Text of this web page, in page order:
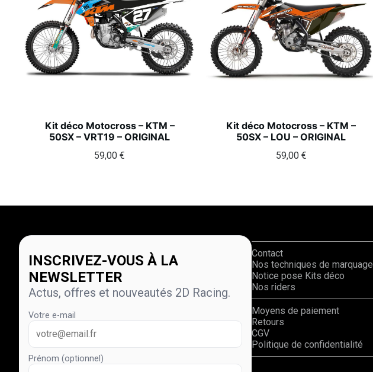
Kit déco Motocross – KTM –
50SX – VRT19 – ORIGINAL
59,00€
Kit déco Motocross – KTM –
50SX – LOU – ORIGINAL
59,00 €
INSCRIVEZ-VOUS À LA
NEWSLETTER
Actus, offres et nouveautés 2D Racing.
Votre e-mail
Prénom (optionnel)
Contact
Nos techniques de marquage
Notice pose Kits déco
Nos riders
Moyens de paiement
Retours
CGV
Politique de confidentialité